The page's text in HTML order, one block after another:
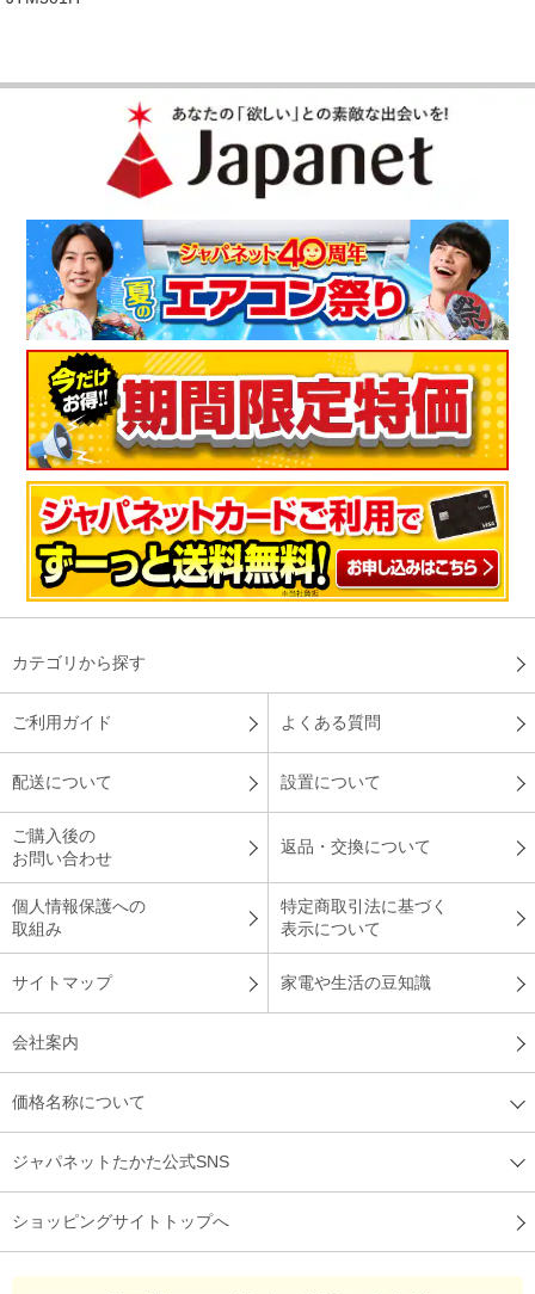
とができるのもいいですね。
（広島県50代
暖かさを感じる！
毛布を掛けてすぐに暖かさを感じて最高です。もっと寒くなっ
てきたら羽毛布団を中に入れようと思います。
（栃木県50代E.S様）
暖かくて使いやすい！
実際に使ってみると、暖かさを実感しました。また、軽くてと
ても使いやすいです。
（栃木県60代O.H様
（北海道60代K.S様）
とにかく肌触りが良くて気持ちが良かったです。もっと寒くな
ったら布団を中に入れられるので、この気持ち良さのまま真冬
も暖かく寝れると思うと買って良かったと思います。
（埼玉県40代A.S様）
毛布一枚であたたかい！
毛布だけでもあたたかいし、肌触りもいいので購入してよかっ
たです。
カテゴリから探す
ご利用ガイド よくある質問
配送について 設置について
ご購入後の
お問い合わせ
返品・交換について
個人情報保護への
取組み
特定商取引法に基づく
表示について
サイトマップ 家電や生活の豆知識
会社案内
価格名称について
ジャパネットたかた公式SNS
ショッピングサイトトップへ